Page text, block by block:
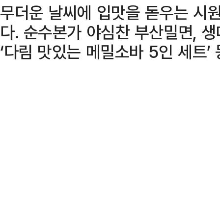
무더운 날씨에 입맛을 돋우는 시
다. 순수본가 야심찬 부산밀면,
‘다림 맛있는 메밀소바 5인 세트